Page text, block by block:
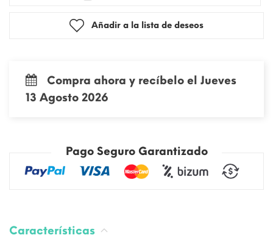
Añadir a la lista de deseos
Compra ahora y recíbelo el Jueves
13 Agosto 2026
Pago Seguro Garantizado
Características